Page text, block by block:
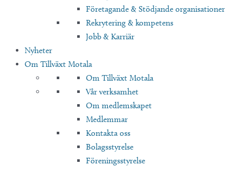
Företagande & Stödjande organisationer
Rekrytering & kompetens
Jobb & Karriär
Nyheter
Om Tillväxt Motala
Om Tillväxt Motala
Vår verksamhet
Om medlemskapet
Medlemmar
Kontakta oss
Bolagsstyrelse
Föreningsstyrelse